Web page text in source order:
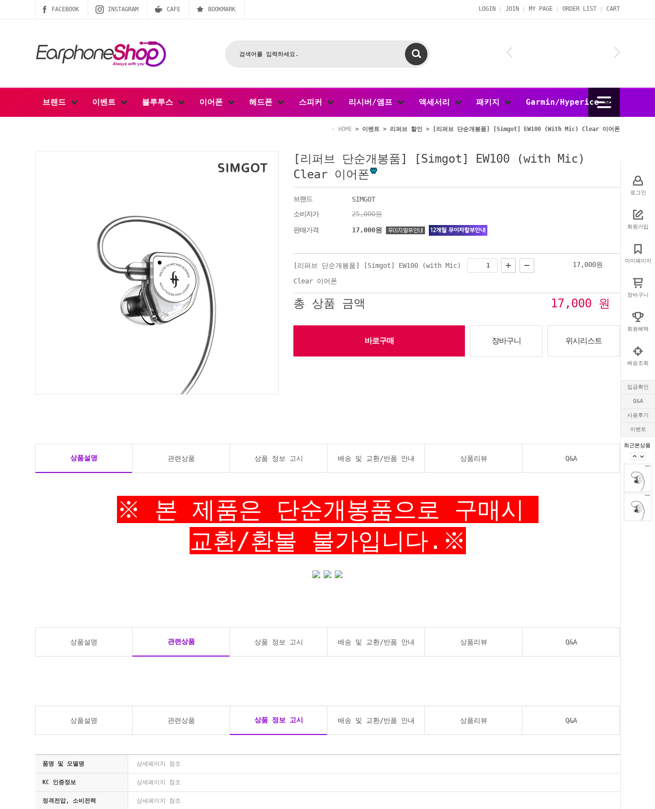
로그인
회원가입
마이페이지
장바구니
회원혜택
배송조회
입금확인
Q&A
사용후기
이벤트
최근본상품
FACEBOOK INSTAGRAM CAFE BOOKMARK LOGIN JOIN MY PAGE ORDER LIST CART
브랜드 이벤트 블루투스 이어폰 헤드폰 스피커 리시버/앰프 액세서리 패키지 Garmin/Hyperice
HOME > 이벤트 > 리퍼브 할인 > [리퍼브 단순개봉품] [Simgot] EW100 (with Mic) Clear 이어폰
[리퍼브 단순개봉품] [Simgot] EW100 (with Mic)
Clear 이어폰
브랜드
SIMGOT
소비자가
25,000원
판매가격 17,000원
[리퍼브 단순개봉품] [Simgot] EW100 (with Mic)
Clear 이어폰
17,000원
총 상품 금액 17,000 원
바로구매 장바구니 위시리스트
상품설명 관련상품 상품 정보 고시 배송 및 교환/반품 안내 상품리뷰 Q&A
※ 본 제품은 단순개봉품으로 구매시
교환/환불 불가입니다.※
상품설명 관련상품 상품 정보 고시 배송 및 교환/반품 안내 상품리뷰 Q&A
상품설명 관련상품 상품 정보 고시 배송 및 교환/반품 안내 상품리뷰 Q&A
품명 및 모델명 상세페이지 참조
KC 인증정보 상세페이지 참조
정격전압, 소비전력 상세페이지 참조